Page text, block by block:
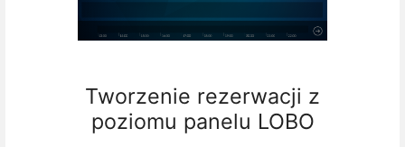
Tworzenie rezerwacji z
poziomu panelu LOBO